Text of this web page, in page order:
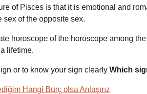
of Pisces is that it is emotional and
sex of the opposite sex.
horoscope of the horoscope among
lifetime.
or to know your sign clearly Which
Hangi Burç olsa Anlaşırız